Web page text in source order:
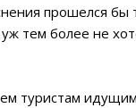
прошелся
тем более не
туристам